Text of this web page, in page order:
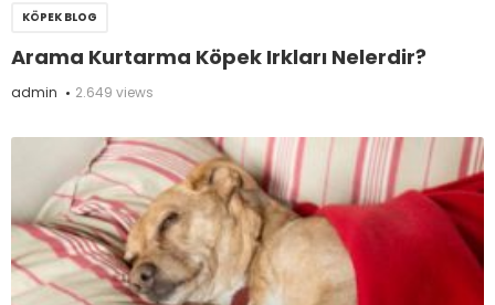
KÖPEK BLOG
Arama Kurtarma Köpek Irkları Nelerdir?
admin 2.649 views